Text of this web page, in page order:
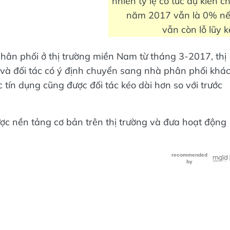
năm 2017 vẫn là 0%
vẫn còn lỗ lũy
phối ở thị trường miền Nam từ tháng 3-2017, thị
đối tác có ý định chuyển sang nhà phân phối
dụng cũng được đối tác kéo dài hơn so với trước
nền tảng cơ bản trên thị trường và đưa hoạt động